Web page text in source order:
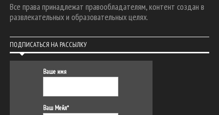
Все права принадлежат правообладателям, контент создан в
развлекательных и образовательных целях.
ПОДПИСАТЬСЯ НА РАССЫЛКУ
Ваше имя
Ваш Мейл*